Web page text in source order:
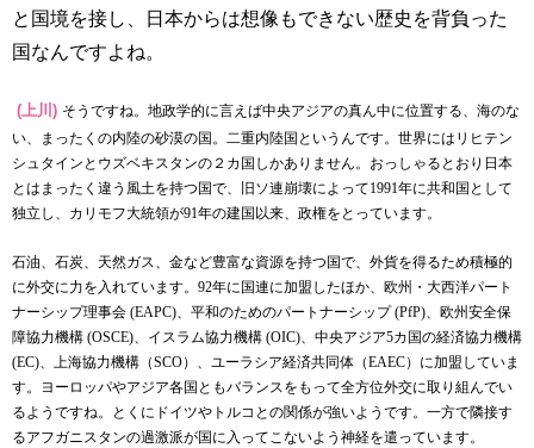
と国境を接し、日本からは想像もできない歴史を背負った
国なんですよね。
(上川) そうですね。地政学的に言えば中央アジアの真ん中に位置する、海のな
い、まったくの内陸の砂漠の国。二重内陸国というんです。世界にはリヒテン
シュタインとウズベキスタンの２カ国しかありません。おっしゃるとおり日本
とはまったく違う風土を持つ国で、旧ソ連崩壊によって1991年に共和国として
独立し、カリモフ大統領が91年の建国以来、政権をとっています。
石油、石炭、天然ガス、金など豊富な資源を持つ国で、外貨を得るため積極的
に外交に力を入れています。 92年に国連に加盟したほか、欧州・大西洋パート
ナーシップ理事会 (EAPC)、平和のためのパートナーシップ(PfP)、欧州安全保
障協力機構 (OSCE)、イスラム協力機構 (OIC)、中央アジア5カ国の経済協力機構
(EC)、上海協力機構（SCO）、ユーラシア経済共同体（EAEC）に加盟していま
す。ヨーロッパやアジア各国ともバランスをもって全方位外交に取り組んでい
るようですね。とくにドイツやトルコとの関係が強いようです。一方で隣接す
るアフガニスタンの過激派が国に入ってこないよう神経を遣っています。